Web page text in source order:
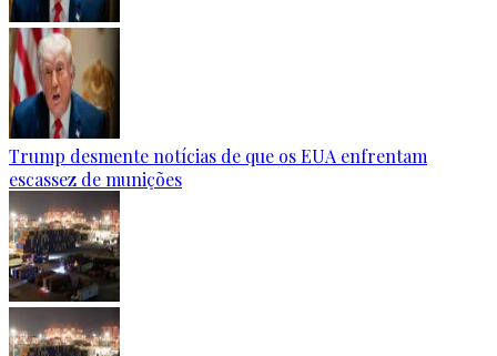
Trump desmente notícias de que os EUA enfrentam
escassez de munições